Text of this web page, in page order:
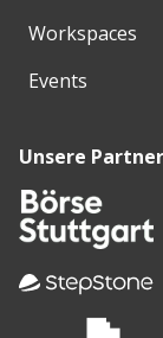
Workspaces
Events
Unsere Partner